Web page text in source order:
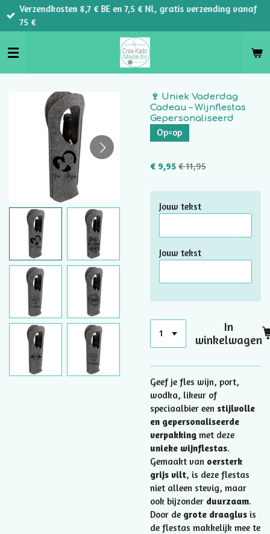
Ga
direct
de
Verzendkosten 8,7 € BE en 7,5 € Nl, gratis verzending vanaf
75 €
🍷 Uniek Vaderdag
Cadeau – Wijnflestas
Gepersonaliseerd
Op=op
€ 9,95 € 11,95
Jouw tekst
Jouw tekst
In
winkelwagen
Geef je fles wijn, port,
wodka, likeur of
speciaalbier een stijlvolle
en gepersonaliseerde
verpakking met deze
unieke wijnflestas.
Gemaakt van oersterk
grijs vilt, is deze flestas
niet alleen stevig, maar
ook bijzonder duurzaam.
Door de grote draaglus is
de flestas makkelijk mee te